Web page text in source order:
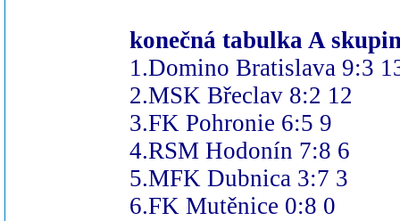
konečná tabulka A
1.Domino Bratislava 9:3
2.MSK Břeclav 8:2 12
3.FK Pohronie 6:5 9
4.RSM Hodonín 7:8 6
5.MFK Dubnica 3:7 3
6.FK Mutěnice 0:8 0